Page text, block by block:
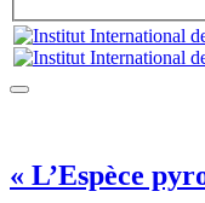
« L’Espèce